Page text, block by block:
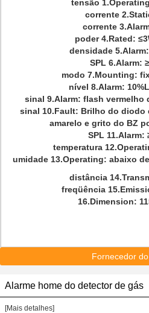
tensão
corrente
corrente
poder 4.Rated:
densidade
SPL 6.Alarm:
modo 7.Mounting:
nível 8.Alarm:
sinal 9.Alarm: flash vermelho
sinal 10.Fault: Brilho do diodo
amarelo e grito do BZ
SPL 11.Alarm:
temperatura
umidade 13.Operating: abaixo
distância
freqüência
16.Dimension:
Fornecedor
Alarme home do detector de gás
[Mais detalhes]